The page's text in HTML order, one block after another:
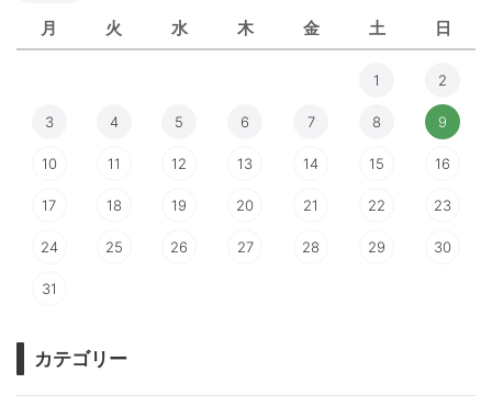
月 火 水 木 金 土 日
1 2
3 4 5 6 7 8 9
10 11 12 13 14 15 16
17 18 19 20 21 22 23
24 25 26 27 28 29 30
31
カテゴリー